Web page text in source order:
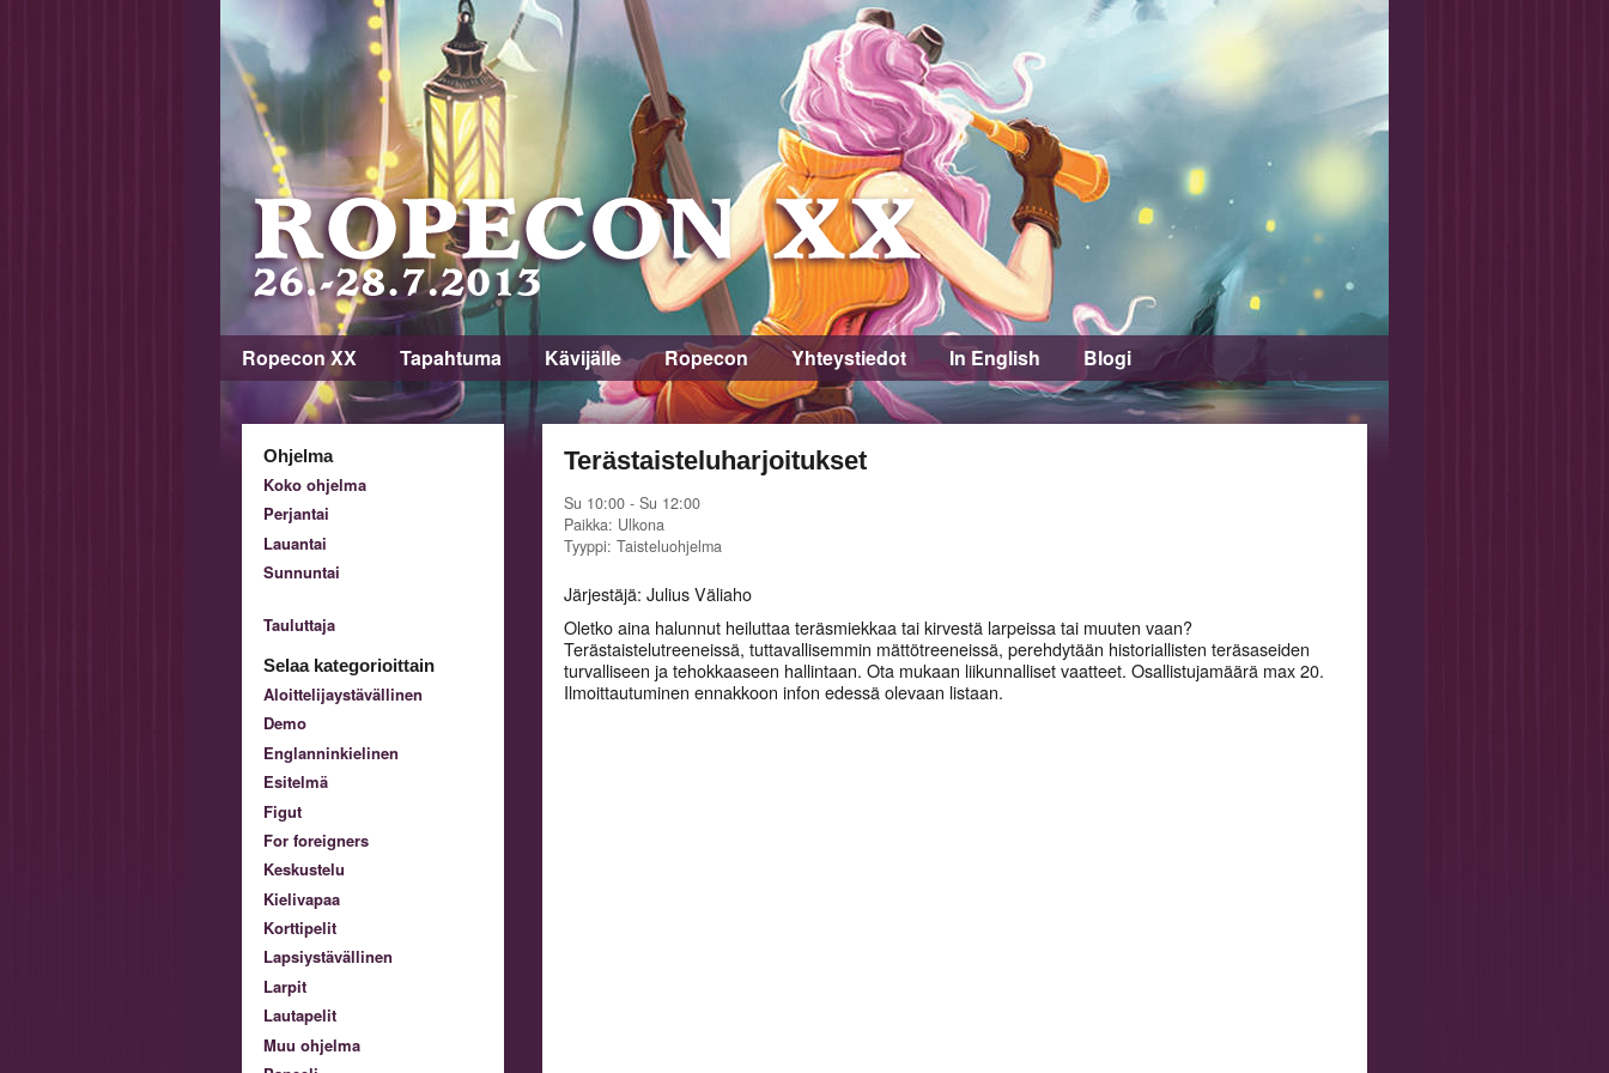
Ropecon XX Tapahtuma Kävijälle Ropecon Yhteystiedot In English Blogi
Ohjelma
Koko ohjelma
Perjantai
Lauantai
Sunnuntai
Tauluttaja
Selaa kategorioittain
Aloittelijaystävällinen
Demo
Englanninkielinen
Esitelmä
Figut
For foreigners
Keskustelu
Kielivapaa
Korttipelit
Lapsiystävällinen
Larpit
Lautapelit
Muu ohjelma
Terästaisteluharjoitukset
Su 10:00 - Su 12:00
Paikka: Ulkona
Tyyppi: Taisteluohjelma
Järjestäjä: Julius Väliaho
Oletko aina halunnut heiluttaa teräsmiekkaa tai kirvestä larpeissa tai muuten vaan?
Terästaistelutreeneissä, tuttavallisemmin mättötreeneissä, perehdytään historiallisten teräsaseiden
turvalliseen ja tehokkaaseen hallintaan. Ota mukaan liikunnalliset vaatteet. Osallistujamäärä max 20.
Ilmoittautuminen ennakkoon infon edessä olevaan listaan.